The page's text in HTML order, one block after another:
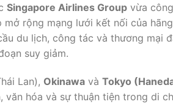
Singapore Airlines Group vừa
rộng mạng lưới kết nối của
du lịch, công tác và thương mại
suy giảm.
Lan), Okinawa và Tokyo
văn hóa và sự thuận tiện trong di